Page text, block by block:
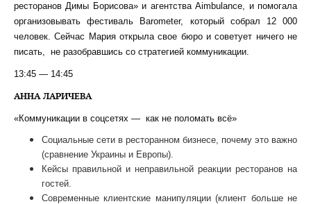
ресторанов Димы Борисова» и агентства Aimbulance, и помогала
организовывать фестиваль Barometer, который собрал 12 000
человек. Сейчас Мария открыла свое бюро и советует ничего не
писать, не разобравшись со стратегией коммуникации.
13:45 — 14:45
АННА ЛАРИЧЕВА
«Коммуникации в соцсетях — как не поломать всё»
Социальные сети в ресторанном бизнесе, почему это важно
(сравнение Украины и Европы).
Кейсы правильной и неправильной реакции ресторанов на
гостей.
Современные клиентские манипуляции (клиент больше не